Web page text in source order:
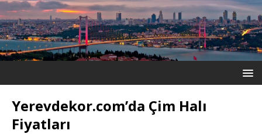
Yerevdekor.com’da Çim Halı
Fiyatları